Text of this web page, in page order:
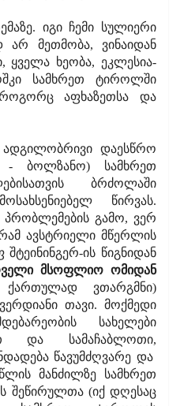
იგი ჩემი სულიერი
მეთმობა, ვინაიდან
ყველა ხეობა, ეკლესია-
სამხრეთ ტიროლში
აფხაზეთსა და
დაესწრო
- ბოლზანო) სამხრეთ
ბრძოლაში
წირვას.
პრობლემების გამო, ვერ
ავსტრიელი მწერლის
ის წიგნიდან
მსოფლიო ომიდან
ვთარგმნი)
თავი. მოქმედი
სახელები
და სამაჩაბლოთი,
წავუმძღვარე და
მანძილზე სამხრეთ
შეწირულთა (იქ დღესაც